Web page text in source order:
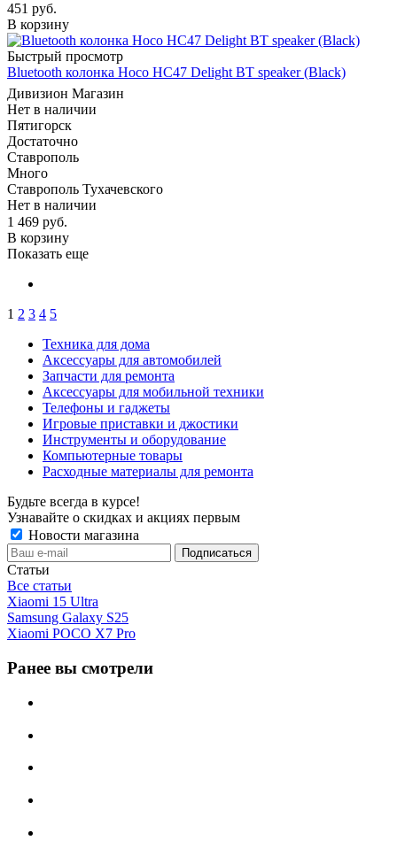
451 руб.
В корзину
Быстрый просмотр
Bluetooth колонка Hoco HC47 Delight BT speaker (Black)
Дивизион Магазин
Нет в наличии
Пятигорск
Достаточно
Ставрополь
Много
Ставрополь Тухачевского
Нет в наличии
1 469 руб.
В корзину
Показать еще
1 2 3 4 5
Техника для дома
Аксессуары для автомобилей
Запчасти для ремонта
Аксессуары для мобильной техники
Телефоны и гаджеты
Игровые приставки и джостики
Инструменты и оборудование
Компьютерные товары
Расходные материалы для ремонта
Будьте всегда в курсе!
Узнавайте о скидках и акциях первым
Новости магазина
Статьи
Все статьи
Xiaomi 15 Ultra
Samsung Galaxy S25
Xiaomi POCO X7 Pro
Ранее вы смотрели